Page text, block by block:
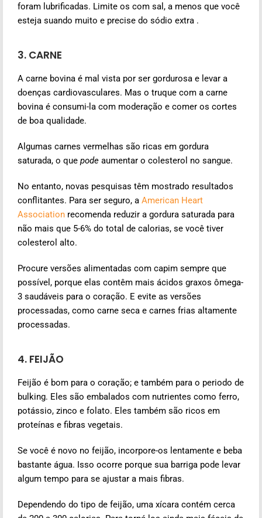
foram lubrificadas. Limite os com sal, a menos que você
esteja suando muito e precise do sódio extra .
3. CARNE
A carne bovina é mal vista por ser gordurosa e levar a
doenças cardiovasculares. Mas o truque com a carne
bovina é consumi-la com moderação e comer os cortes
de boa qualidade.
Algumas carnes vermelhas são ricas em gordura
saturada, o que pode aumentar o colesterol no sangue.
No entanto, novas pesquisas têm mostrado resultados
conflitantes. Para ser seguro, a American Heart
Association recomenda reduzir a gordura saturada para
não mais que 5-6% do total de calorias, se você tiver
colesterol alto.
Procure versões alimentadas com capim sempre que
possível, porque elas contêm mais ácidos graxos ômega-
3 saudáveis para o coração. E evite as versões
processadas, como carne seca e carnes frias altamente
processadas.
4. FEIJÃO
Feijão é bom para o coração; e também para o periodo de
bulking. Eles são embalados com nutrientes como ferro,
potássio, zinco e folato. Eles também são ricos em
proteínas e fibras vegetais.
Se você é novo no feijão, incorpore-os lentamente e beba
bastante água. Isso ocorre porque sua barriga pode levar
algum tempo para se ajustar a mais fibras.
Dependendo do tipo de feijão, uma xícara contém cerca